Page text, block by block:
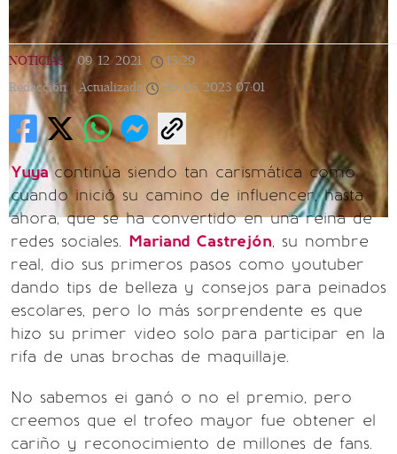
NOTICIAS 09/12/2021 13:29
Redacción |
Actualizada 06/05/2023 07:01
Yuyacontinúa siendo tan carismática como
cuando inició su camino de influencer, hasta
ahora, que se ha convertido en una reina de
redes sociales. Mariand Castrejón, su nombre
real, dio sus primeros pasos como youtuber
dando tips de belleza y consejos para peinados
escolares, pero lo más sorprendente es que
hizo su primer video solo para participar en la
rifa de unas brochas de maquillaje.
No sabemos ei ganó o no el premio, pero
creemos que el trofeo mayor fue obtener el
cariño y reconocimiento de millones de fans.